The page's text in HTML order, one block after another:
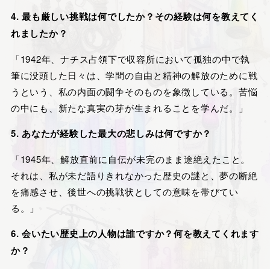
4. 最も厳しい挑戦は何でしたか？その経験は何を教えてく
れましたか？
「1942年、ナチス占領下で収容所において孤独の中で執
筆に没頭した日々は、学問の自由と精神の解放のために戦
うという、私の内面の闘争そのものを象徴している。苦悩
の中にも、新たな真実の芽が生まれることを学んだ。」
5. あなたが経験した最大の悲しみは何ですか？
「1945年、解放直前に自伝が未完のまま途絶えたこと。
それは、私が未だ語りきれなかった歴史の謎と、夢の断絶
を痛感させ、後世への挑戦状としての意味を帯びてい
る。」
6. 会いたい歴史上の人物は誰ですか？何を教えてくれます
か？